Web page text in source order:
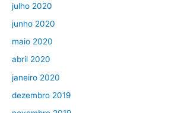
julho 2020
junho 2020
maio 2020
abril 2020
janeiro 2020
dezembro 2019